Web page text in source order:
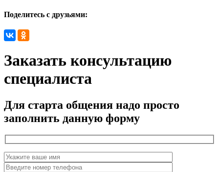
Поделитесь с друзьями:
Заказать консультацию
специалиста
Для старта общения надо просто
заполнить данную форму